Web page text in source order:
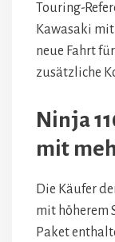
Touring-
Kawasaki
neue Fahrt
zusätzliche
Ninja
mit
Die Käufer
mit höherem
Paket